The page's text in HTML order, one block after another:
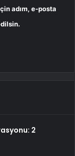
adım, e-posta
2